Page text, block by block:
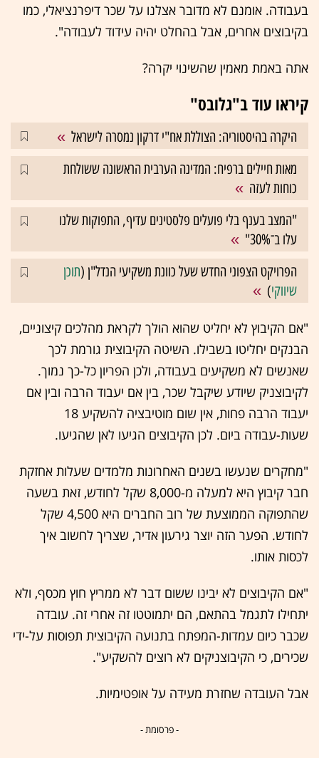
בעבודה. אומנם לא מדובר אצלנו על שכר דיפרנציאלי, כמו
בקיבוצים אחרים, אבל בהחלט יהיה עידוד לעבודה".
אתה באמת מאמין שהשינוי יקרה?
קיראו עוד ב"גלובס"
היקרה בהיסטוריה: הצוללת אח"י דרקון נמסרה לישראל
מאות חיילים ברפיח: המדינה הערבית הראשונה ששולחת
כוחות לעזה
"המצב בענף בלי פועלים פלסטינים עדיף, התפוקות שלנו
עלו ב־30%"
הפרויקט הצפוני החדש שעל כוונת משקיעי הנדל"ן (תוכן
שיווקי)
"אם הקיבוץ לא יחליט שהוא הולך לקראת מהלכים קיצוניים,
הבנקים יחליטו בשבילו. השיטה הקיבוצית גורמת לכך
שאנשים לא משקיעים בעבודה, ולכן הפריון כל-כך נמוך.
לקיבוצניק שיודע שיקבל שכר, בין אם יעבוד הרבה ובין אם
יעבוד הרבה פחות, אין שום מוטיבציה להשקיע 18
שעות-עבודה ביום. לכן הקיבוצים הגיעו לאן שהגיעו.
"מחקרים שנעשו בשנים האחרונות מלמדים שעלות אחזקת
חבר קיבוץ היא למעלה מ-8,000 שקל לחודש, זאת בשעה
שהתפוקה הממוצעת של רוב החברים היא 4,500 שקל
לחודש. הפער הזה יוצר גירעון אדיר, שצריך לחשוב איך
לכסות אותו.
"אם הקיבוצים לא יבינו ששום דבר לא ממריץ חוץ מכסף, ולא
יתחילו לתגמל בהתאם, הם יתמוטטו זה אחרי זה. עובדה
שכבר כיום עמדות-המפתח בתנועה הקיבוצית תפוסות על-ידי
שכירים, כי הקיבוצניקים לא רוצים להשקיע".
אבל העובדה שחזרת מעידה על אופטימיות.
- פרסומת -